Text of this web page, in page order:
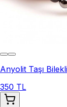
Anyolit Taşı
350 TL